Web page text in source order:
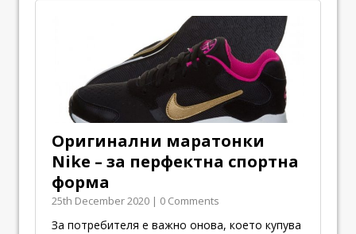
Оригинални маратонки
Nike – за перфектна спортна
форма
25th December 2020 | 0 Comments
За потребителя е важно онова, което купува